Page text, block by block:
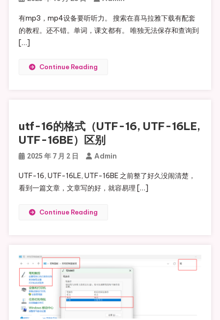
有mp3，mp4设备要听听力。 搜索在喜马拉雅下载有配套
的教程。还不错。单词，课文都有。 唯独无法保存和查询到
[…]
Continue Reading
utf-16的格式（UTF-16, UTF-16LE,
UTF-16BE）区别
2025 年 7 月 2 日 Admin
UTF-16, UTF-16LE, UTF-16BE 之前整了好久没闹清楚，
看到一篇文章，文章写的好，就容易理 […]
Continue Reading